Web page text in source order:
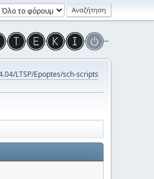
LTSP/Epoptes/sch-scripts